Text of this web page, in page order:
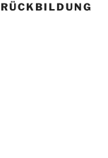
RÜCKBILDUNG